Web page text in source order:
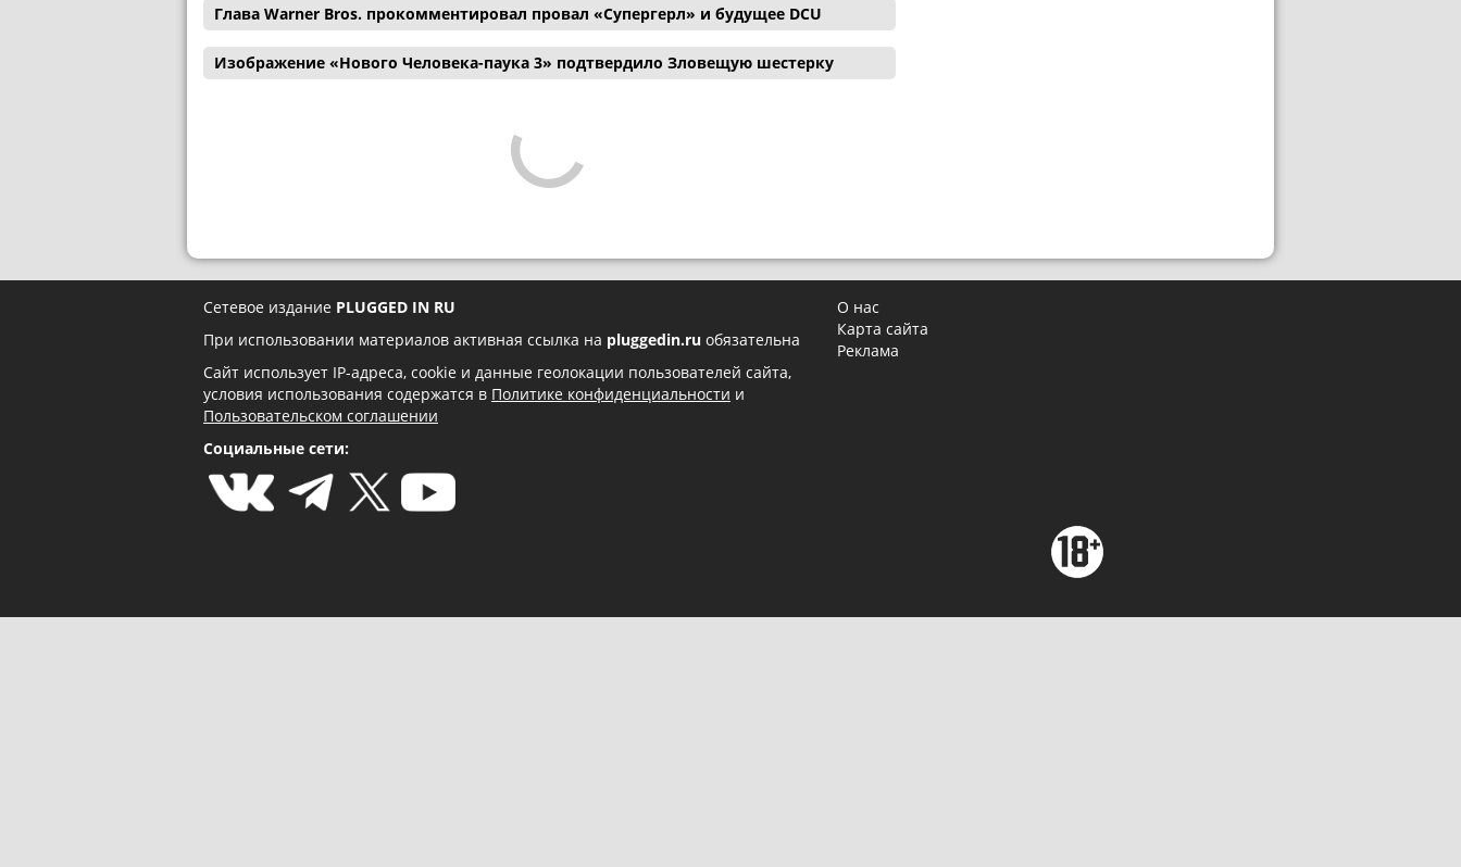
Глава Warner Bros. прокомментировал провал «Супергерл» и будущее DCU
Изображение «Нового Человека-паука 3» подтвердило Зловещую шестерку
Сетевое издание PLUGGED IN RU
При использовании материалов активная ссылка на pluggedin.ru обязательна
Сайт использует IP-адреса, cookie и данные геолокации пользователей сайта,
условия использования содержатся в Политике конфиденциальности и
Пользовательском соглашении
Социальные сети:
О нас
Карта сайта
Реклама